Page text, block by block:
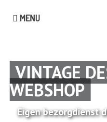
MENU
VINTAGE
WEBSHOP
Eigen bezorgdienst